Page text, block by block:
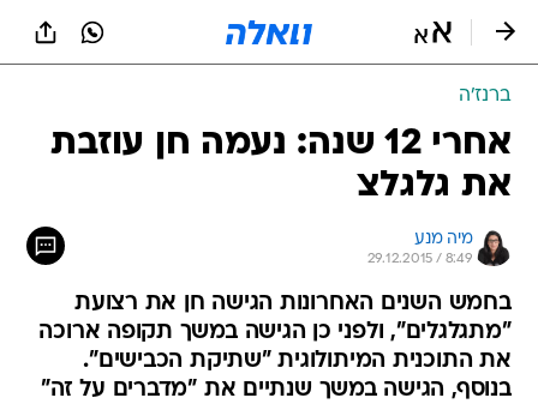
ברנז'ה
אחרי 12 שנה: נעמה חן עוזבת
את גלגלצ
מיה מנע
29.12.2015 / 8:49
בחמש השנים האחרונות הגישה חן את רצועת
"מתגלגלים", ולפני כן הגישה במשך תקופה ארוכה
את התוכנית המיתולוגית "שתיקת הכבישים".
בנוסף, הגישה במשך שנתיים את "מדברים על זה"